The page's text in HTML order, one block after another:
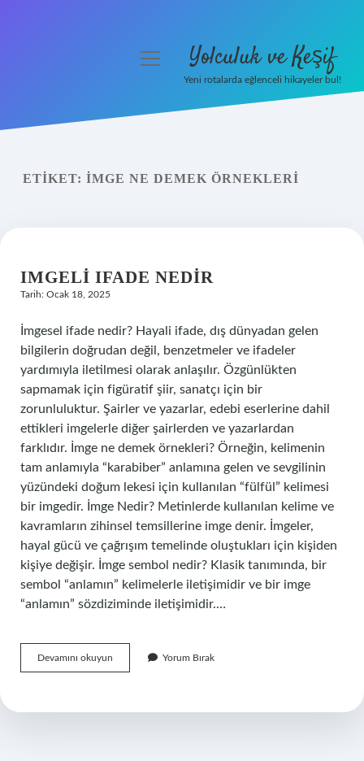
Yasal Uyarı
menüyü Yolculuk ve Keşif
Yeni rotalarda eğlenceli hikayeler bul!
ETIKET: İMGE NE DEMEK ÖRNEKLERI
IMGELI IFADE NEDIR
Tarih: Ocak 18, 2025
İmgesel ifade nedir? Hayali ifade, dış dünyadan gelen
bilgilerin doğrudan değil, benzetmeler ve ifadeler
yardımıyla iletilmesi olarak anlaşılır. Özgünlükten
sapmamak için figüratif şiir, sanatçı için bir
zorunluluktur. Şairler ve yazarlar, edebi eserlerine dahil
ettikleri imgelerle diğer şairlerden ve yazarlardan
farklıdır. İmge ne demek örnekleri? Örneğin, kelimenin
tam anlamıyla “karabiber” anlamına gelen ve sevgilinin
yüzündeki doğum lekesi için kullanılan “fülfül” kelimesi
bir imgedir. İmge Nedir? Metinlerde kullanılan kelime ve
kavramların zihinsel temsillerine imge denir. İmgeler,
hayal gücü ve çağrışım temelinde oluştukları için kişiden
kişiye değişir. İmge sembol nedir? Klasik tanımında, bir
sembol “anlamın” kelimelerle iletişimidir ve bir imge
“anlamın” sözdiziminde iletişimidir.…
Devamını okuyun
Ifade
Yorum Bırak